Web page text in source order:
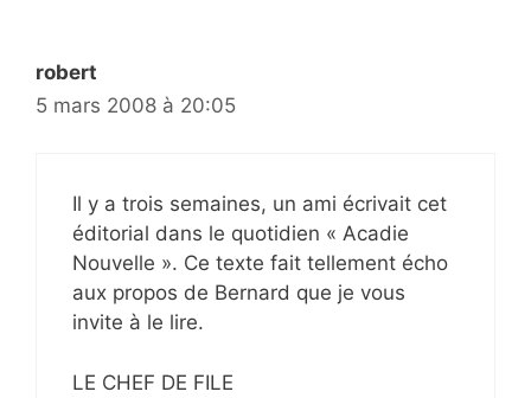
robert
5 mars 2008 à 20:05
Il y a trois semaines, un ami écrivait cet
éditorial dans le quotidien « Acadie
Nouvelle ». Ce texte fait tellement écho
aux propos de Bernard que je vous
invite à le lire.
LE CHEF DE FILE